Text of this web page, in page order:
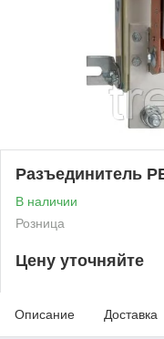
Разъединитель
В наличии
Розница
Цену уточняйте
Описание Доставка